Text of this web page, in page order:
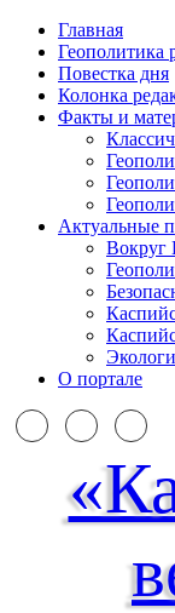
Главная
Геополитика
Повестка дня
Колонка
Факты и
Актуальные
Вокруг
О портале